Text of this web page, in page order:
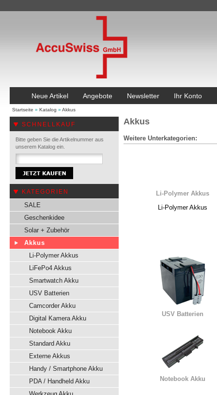
Neue Artikel Angebote Newsletter Ihr Konto
Startseite » Katalog » Akkus
SCHNELLKAUF
Bitte geben Sie die Artikelnummer aus
unserem Katalog ein.
KATEGORIEN
SALE
Geschenkidee
Solar + Zubehör
Akkus
Li-Polymer Akkus
LiFePo4 Akkus
Smartwatch Akku
USV Batterien
Camcorder Akku
Digital Kamera Akku
Notebook Akku
Standard Akku
Externe Akkus
Handy / Smartphone Akku
PDA / Handheld Akku
Akkus
Weitere Unterkategorien:
Li-Polymer Akkus
Li-Polymer Akkus
USV Batterien
Notebook Akku